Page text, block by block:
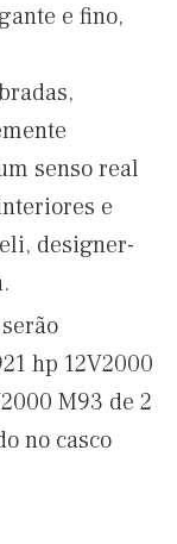
e fino,
senso real
e
designer-
hp 12V2000
M93 de 2
no casco